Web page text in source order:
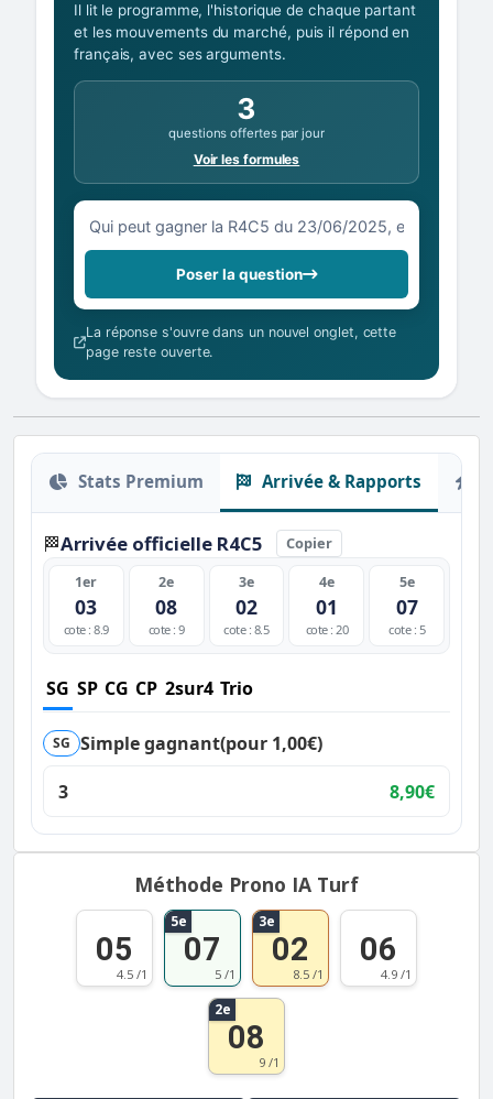
Il lit le programme, l'historique de chaque partant
et les mouvements du marché, puis il répond en
français, avec ses arguments.
3
questions offertes par jour
Voir les formules
Votre question sur la R4C5 du 23/06/2025
Poser la question
La réponse s'ouvre dans un nouvel onglet, cette
page reste ouverte.
Stats Premium Arrivée & Rapports
🏁Arrivée officielle R4C5 Copier
1er
03
cote : 8.9
2e
08
cote : 9
3e
02
cote : 8.5
4e
01
cote : 20
5e
07
cote : 5
SG SP CG CP 2sur4 Trio
SG Simple gagnant(pour 1,00€)
3
8,90€
Méthode Prono IA Turf
05
4.5 /1
5e
07
5 /1
3e
02
8.5 /1
06
4.9 /1
2e
08
9 /1